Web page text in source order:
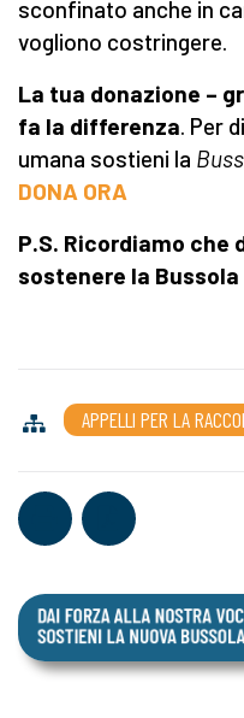
sconfinato anche in
vogliono costringere.
La tua donazione –
fa la differenza. Per
umana sostieni la
DONA ORA
P.S. Ricordiamo che
sostenere la
APPELLI PER LA